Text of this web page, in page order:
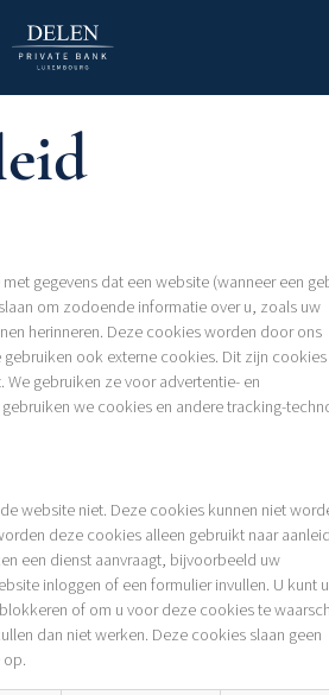
gegevens dat een website (wanneer een
om zodoende informatie over u, zoals uw
herinneren. Deze cookies worden door ons
ook externe cookies. Dit zijn cookies
gebruiken ze voor advertentie- en
we cookies en andere tracking-
website niet. Deze cookies kunnen niet
deze cookies alleen gebruikt naar
een dienst aanvraagt, bijvoorbeeld uw
inloggen of een formulier invullen. U kunt
of om u voor deze cookies te
dan niet werken. Deze cookies slaan geen